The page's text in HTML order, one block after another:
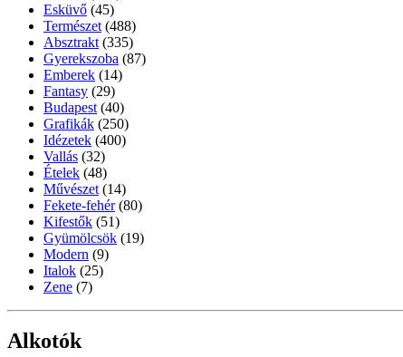
Esküvő (45)
Természet (488)
Absztrakt (335)
Gyerekszoba (87)
Emberek (14)
Fantasy (29)
Budapest (40)
Grafikák (250)
Idézetek (400)
Vallás (32)
Ételek (48)
Művészet (14)
Fekete-fehér (80)
Kifestők (51)
Gyümölcsök (19)
Modern (9)
Italok (25)
Zene (7)
Alkotók